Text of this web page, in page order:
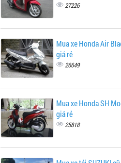
27226
Mua xe Honda Air
giá rẻ
26649
Mua xe Honda SH
giá rẻ
25818